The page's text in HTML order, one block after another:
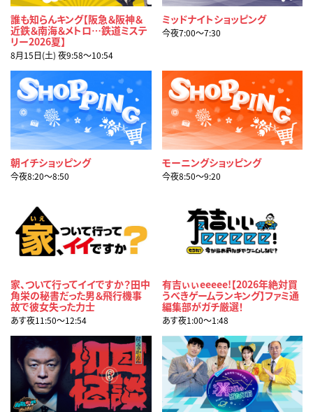
誰も知らんキング【阪急＆阪神＆
近鉄＆南海＆メトロ…鉄道ミステ
リー2026夏】
8月15日(土) 夜9:58〜10:54
ミッドナイトショッピング
今夜7:00〜7:30
朝イチショッピング
今夜8:20〜8:50
モーニングショッピング
今夜8:50〜9:20
家、ついて行ってイイですか？田中
角栄の秘書だった男＆飛行機事
故で彼女失った力士
あす夜11:50〜12:54
有吉ぃぃeeeee!【2026年絶対買
うべきゲームランキング】ファミ通
編集部がガチ厳選！
あす夜1:00〜1:48